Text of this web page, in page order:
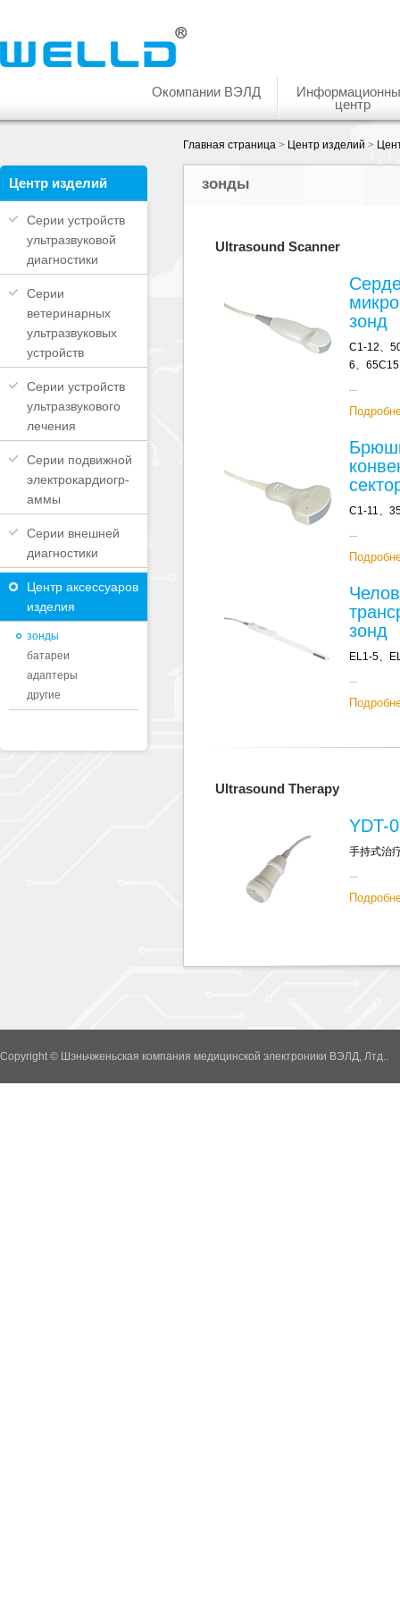
Окомпании ВЭЛД
центр
Центр изделий
Серии устройств
ультразвуковой
диагностики
Серии
ветеринарных
ультразвуковых
устройств
Серии устройств
ультразвукового
лечения
Серии подвижной
электрокардиогр-
аммы
Серии внешней
диагностики
Центр аксессуаров
изделия
зонды
батареи
адаптеры
другие
Главная страница > Центр изделий >
зонды
Ultrasound Scanner
зонд
C1-12、
6、
...
C1-11、
...
зонд
EL1-5、
...
Ultrasound Therapy
YDT-
手持式治
...
Copyright © Шэньчженьская компания медицинской электроники ВЭЛД, Лтд..